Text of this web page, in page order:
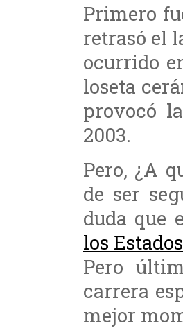
Primero
retrasó el
ocurrido
loseta
provocó
2003.
Pero, ¿A
de ser
duda que
los
Pero
carrera
mejor